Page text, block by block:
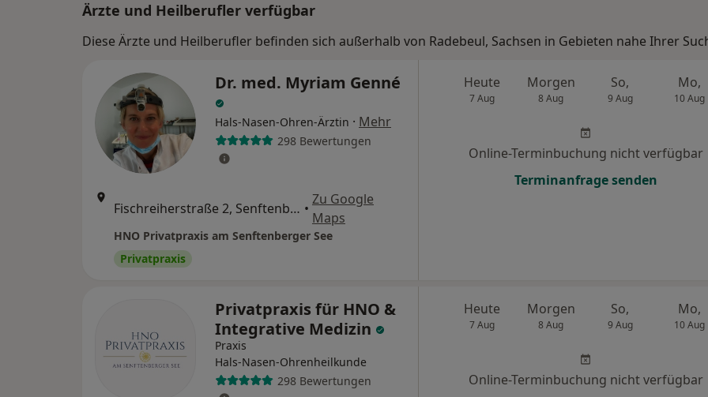
Ärzte und Heilberufler verfügbar
Diese Ärzte und Heilberufler befinden sich außerhalb von Radebeul, Sachsen in Gebieten nahe Ihrer
Dr. med. Myriam Genné
Hals-Nasen-Ohren-Ärztin · Mehr
298 Bewertungen
Fischreiherstraße 2, Senftenberg •
Zu Google
Maps
HNO Privatpraxis am Senftenberger See
Privatpraxis
Heute
7 Aug
Morgen
8 Aug
So,
9 Aug
Mo,
10 Aug
Online-Terminbuchung nicht verfügbar
Terminanfrage senden
Privatpraxis für HNO &
Integrative Medizin
Praxis
Hals-Nasen-Ohrenheilkunde
298 Bewertungen
Heute
7 Aug
Morgen
8 Aug
So,
9 Aug
Mo,
10 Aug
Online-Terminbuchung nicht verfügbar